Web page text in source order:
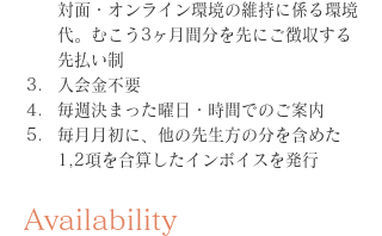
対面・オンライン環境の維持に係る環境
代。むこう3ヶ月間分を先にご徴収する
先払い制
入会金不要
毎週決まった曜日・時間でのご案内
毎月月初に、他の先生方の分を含めた
1,2項を合算したインボイスを発行
Availability